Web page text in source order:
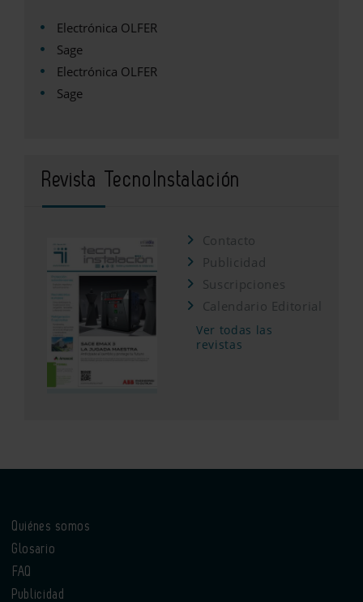
Electrónica OLFER
Sage
Electrónica OLFER
Sage
Revista TecnoInstalación
Contacto
Publicidad
Suscripciones
Calendario Editorial
Ver todas las
revistas
Quiénes somos
Glosario
FAQ
Publicidad